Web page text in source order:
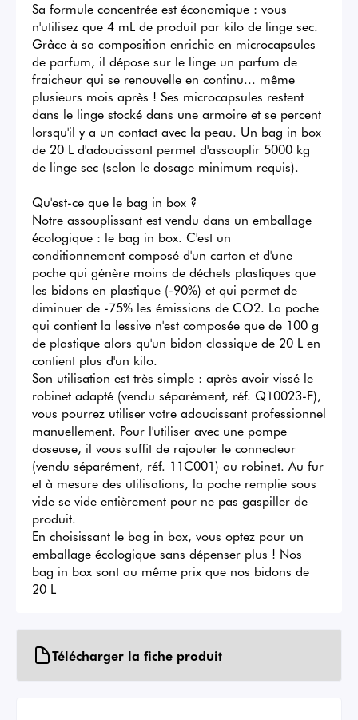
Sa formule concentrée est économique : vous
n'utilisez que 4 mL de produit par kilo de linge sec.
Grâce à sa composition enrichie en microcapsules
de parfum, il dépose sur le linge un parfum de
fraicheur qui se renouvelle en continu... même
plusieurs mois après ! Ses microcapsules restent
dans le linge stocké dans une armoire et se percent
lorsqu'il y a un contact avec la peau. Un bag in box
de 20 L d'adoucissant permet d'assouplir 5000 kg
de linge sec (selon le dosage minimum requis).
Qu'est-ce que le bag in box ?
Notre assouplissant est vendu dans un emballage
écologique : le bag in box. C'est un
conditionnement composé d'un carton et d'une
poche qui génère moins de déchets plastiques que
les bidons en plastique (-90%) et qui permet de
diminuer de -75% les émissions de CO2. La poche
qui contient la lessive n'est composée que de 100 g
de plastique alors qu'un bidon classique de 20 L en
contient plus d'un kilo.
Son utilisation est très simple : après avoir vissé le
robinet adapté (vendu séparément, réf. Q10023-F),
vous pourrez utiliser votre adoucissant professionnel
manuellement. Pour l'utiliser avec une pompe
doseuse, il vous suffit de rajouter le connecteur
(vendu séparément, réf. 11C001) au robinet. Au fur
et à mesure des utilisations, la poche remplie sous
vide se vide entièrement pour ne pas gaspiller de
produit.
En choisissant le bag in box, vous optez pour un
emballage écologique sans dépenser plus ! Nos
bag in box sont au même prix que nos bidons de
20 L
Télécharger la fiche produit